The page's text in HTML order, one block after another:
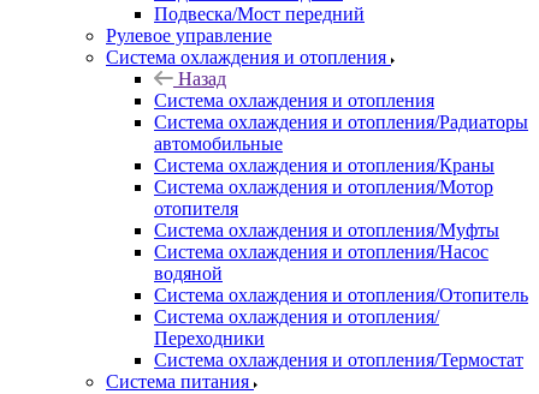
Подвеска/Мост передний
Рулевое управление
Система охлаждения и отопления
Назад
Система охлаждения и отопления
Система охлаждения и отопления/Радиаторы
автомобильные
Система охлаждения и отопления/Краны
Система охлаждения и отопления/Мотор
отопителя
Система охлаждения и отопления/Муфты
Система охлаждения и отопления/Насос
водяной
Система охлаждения и отопления/Отопитель
Система охлаждения и отопления/
Переходники
Система охлаждения и отопления/Термостат
Система питания